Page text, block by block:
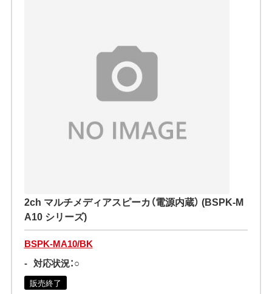
2ch マルチメディアスピーカ（電源内蔵） (BSPK-M
A10 シリーズ)
BSPK-MA10/BK
- 対応状況：○
販売終了